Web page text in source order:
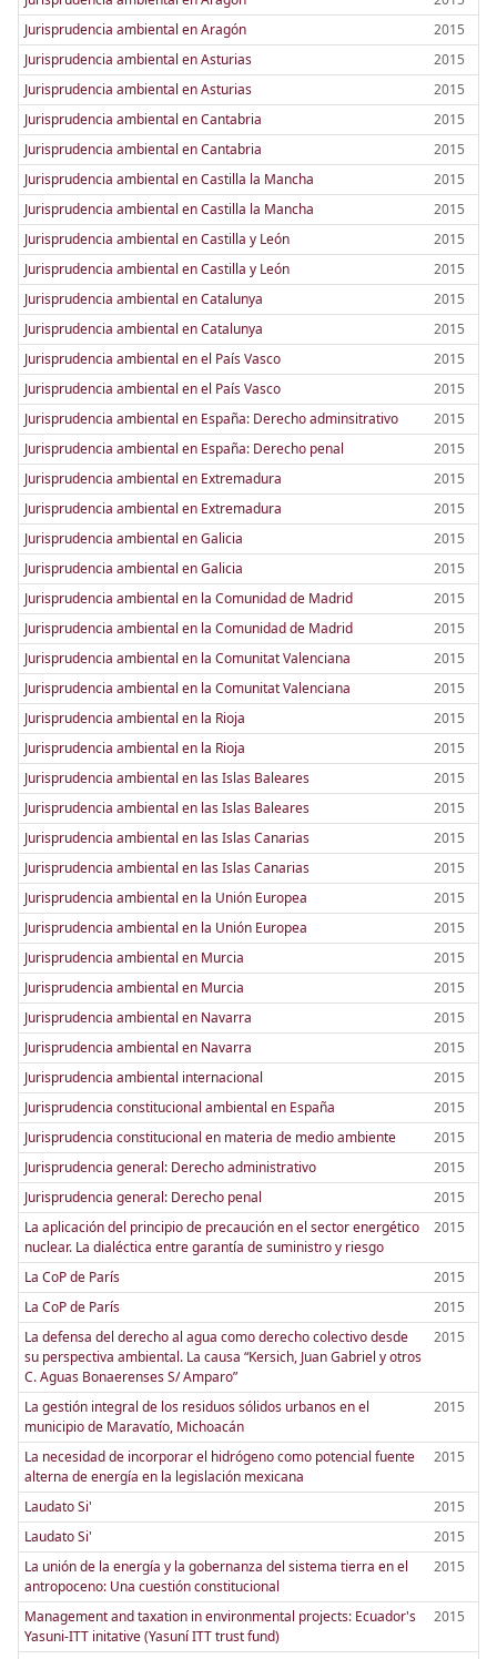
Jurisprudencia ambiental en Aragón
2015
Jurisprudencia ambiental en Asturias
2015
Jurisprudencia ambiental en Asturias
2015
Jurisprudencia ambiental en Cantabria
2015
Jurisprudencia ambiental en Cantabria
2015
Jurisprudencia ambiental en Castilla la Mancha
2015
Jurisprudencia ambiental en Castilla la Mancha
2015
Jurisprudencia ambiental en Castilla y León
2015
Jurisprudencia ambiental en Castilla y León
2015
Jurisprudencia ambiental en Catalunya
2015
Jurisprudencia ambiental en Catalunya
2015
Jurisprudencia ambiental en el País Vasco
2015
Jurisprudencia ambiental en el País Vasco
2015
Jurisprudencia ambiental en España: Derecho adminsitrativo
2015
Jurisprudencia ambiental en España: Derecho penal
2015
Jurisprudencia ambiental en Extremadura
2015
Jurisprudencia ambiental en Extremadura
2015
Jurisprudencia ambiental en Galicia
2015
Jurisprudencia ambiental en Galicia
2015
Jurisprudencia ambiental en la Comunidad de Madrid
2015
Jurisprudencia ambiental en la Comunidad de Madrid
2015
Jurisprudencia ambiental en la Comunitat Valenciana
2015
Jurisprudencia ambiental en la Comunitat Valenciana
2015
Jurisprudencia ambiental en la Rioja
2015
Jurisprudencia ambiental en la Rioja
2015
Jurisprudencia ambiental en las Islas Baleares
2015
Jurisprudencia ambiental en las Islas Baleares
2015
Jurisprudencia ambiental en las Islas Canarias
2015
Jurisprudencia ambiental en las Islas Canarias
2015
Jurisprudencia ambiental en la Unión Europea
2015
Jurisprudencia ambiental en la Unión Europea
2015
Jurisprudencia ambiental en Murcia
2015
Jurisprudencia ambiental en Murcia
2015
Jurisprudencia ambiental en Navarra
2015
Jurisprudencia ambiental en Navarra
2015
Jurisprudencia ambiental internacional
2015
Jurisprudencia constitucional ambiental en España
2015
Jurisprudencia constitucional en materia de medio ambiente
2015
Jurisprudencia general: Derecho administrativo
2015
Jurisprudencia general: Derecho penal
2015
La aplicación del principio de precaución en el sector energético
nuclear. La dialéctica entre garantía de suministro y riesgo
2015
La CoP de París
2015
La CoP de París
2015
La defensa del derecho al agua como derecho colectivo desde
su perspectiva ambiental. La causa “Kersich, Juan Gabriel y otros
C. Aguas Bonaerenses S/ Amparo”
2015
La gestión integral de los residuos sólidos urbanos en el
municipio de Maravatío, Michoacán
2015
La necesidad de incorporar el hidrógeno como potencial fuente
alterna de energía en la legislación mexicana
2015
Laudato Si'
2015
Laudato Si'
2015
La unión de la energía y la gobernanza del sistema tierra en el
antropoceno: Una cuestión constitucional
2015
Management and taxation in environmental projects: Ecuador's
Yasuni-ITT initative (Yasuní ITT trust fund)
2015